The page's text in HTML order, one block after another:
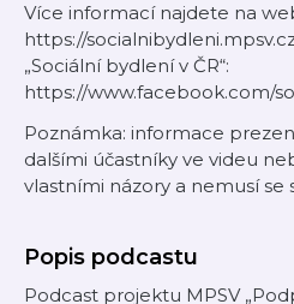
Více informací najdete na
https://
„Sociální bydlení v ČR“:
https://www.facebook.com/
Poznámka: informace
dalšími účastníky ve videu
vlastními názory a nemusí se
Popis podcastu
Podcast projektu MPSV